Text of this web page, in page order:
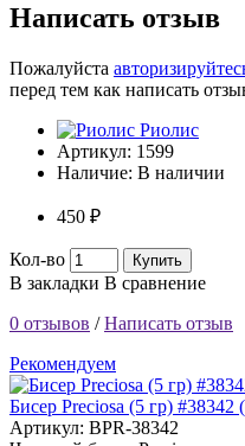
Написать отзыв
Пожалуйста
перед тем как написать
Риолис
Артикул: 1599
Наличие: В наличии
450 ₽
Кол-во Купить
В закладки В сравнение
0 отзывов /Написать отзыв
Рекомендуем
Бисер Preciosa (5 гр) #38342
Артикул: BPR-38342